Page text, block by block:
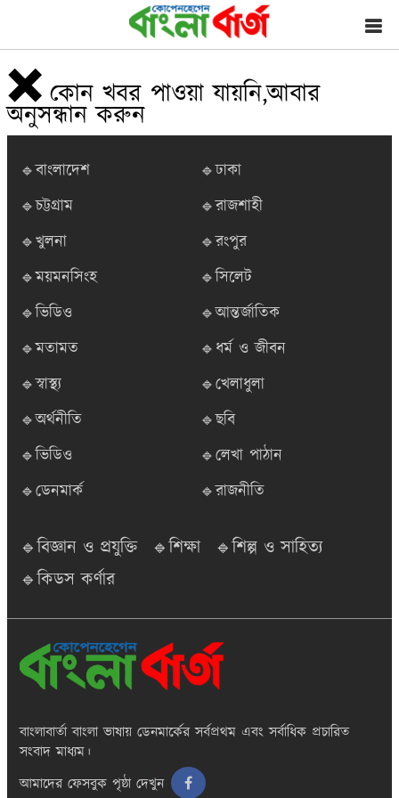
❌কোন খবর পাওয়া যায়নি,আবার
অনুসন্ধান করুন
🔹বাংলাদেশ
🔹ঢাকা
🔹চট্টগ্রাম
🔹রাজশাহী
🔹খুলনা
🔹রংপুর
🔹ময়মনসিংহ
🔹সিলেট
🔹ভিডিও
🔹আন্তর্জাতিক
🔹মতামত
🔹ধর্ম ও জীবন
🔹স্বাস্থ্য
🔹খেলাধুলা
🔹অর্থনীতি
🔹ছবি
🔹ভিডিও
🔹লেখা পাঠান
🔹ডেনমার্ক
🔹রাজনীতি
🔹বিজ্ঞান ও প্রযুক্তি 🔹শিক্ষা
🔹শিল্প ও সাহিত্য
🔹কিডস কর্ণার
বাংলাবার্তা বাংলা ভাষায় ডেনমার্কের সর্বপ্রথম এবং সর্বাধিক প্রচারিত
সংবাদ মাধ্যম।
আমাদের ফেসবুক পৃষ্ঠা দেখুন